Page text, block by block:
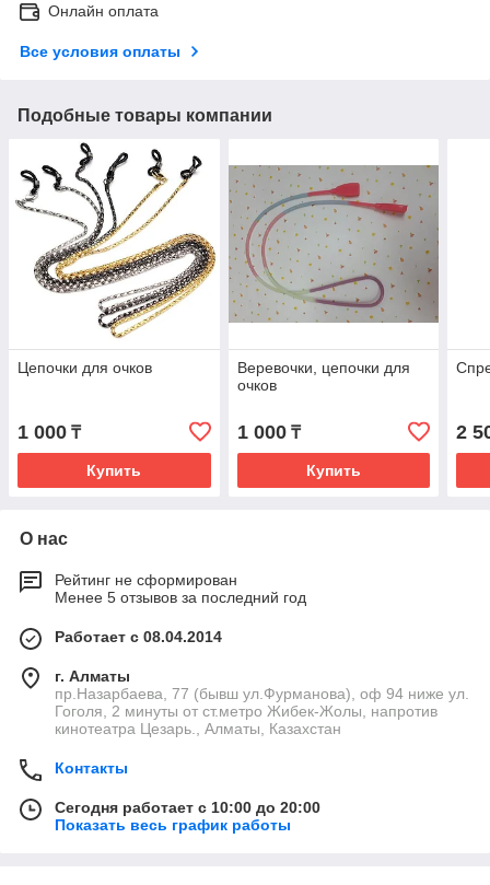
Онлайн оплата
Все условия оплаты
Подобные товары компании
Цепочки для очков
1 000 ₸
Купить
Веревочки, цепочки для
очков
1 000₸
Купить
2
О нас
Рейтинг не сформирован
Менее 5 отзывов за последний год
Работает с 08.04.2014
г. Алматы
пр.Назарбаева, 77 (бывш ул.Фурманова), оф 94 ниже ул.
Гоголя, 2 минуты от ст.метро Жибек-Жолы, напротив
кинотеатра Цезарь., Алматы, Казахстан
Контакты
Сегодня работает с 10:00 до 20:00
Показать весь график работы